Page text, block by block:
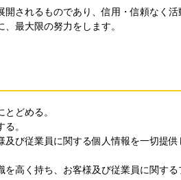
されるものであり、信用・信頼なく活
最大限の努力をします。
どめる。
。
び従業員に関する個人情報を一切提供
高く持ち、お客様及び従業員に関する